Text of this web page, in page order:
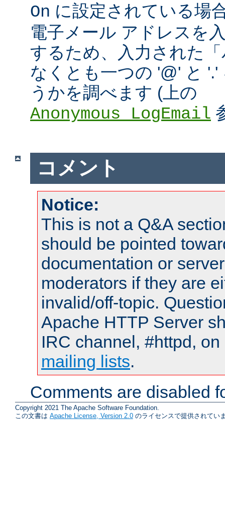
On に設定されている場
電子メール アドレスを
するため、入力された
なくとも一つの '@' と
うかを調べます (上の
Anonymous_LogEmail
コメント
Notice:
This is not a Q&A
should be pointed
documentation or
moderators if they are
invalid/off-topic.
Apache HTTP Server
IRC channel, #httpd,
mailing lists.
Comments are disabled
Copyright 2021 The Apache Software Foundation.
この文書は Apache License, Version 2.0 のライセンスで提供されてい